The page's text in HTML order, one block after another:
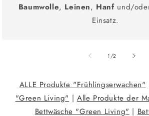
Baumwolle, Leinen, Hanfund/
Einsatz.
1 /Ab
2
ALLE Produkte "Frühlingserwachen"
"Green Living" | Alle Produkte der
Bettwäsche "Green Living" |